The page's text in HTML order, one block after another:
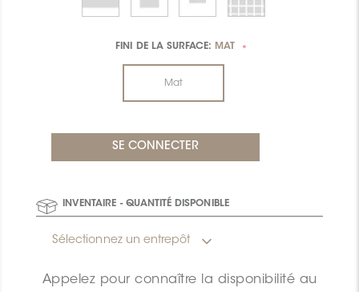
FINI DE LA SURFACE: MAT *
Mat
INVENTAIRE - QUANTITÉ DISPONIBLE
Sélectionnez un entrepôt
Appelez pour connaître la disponibilité au